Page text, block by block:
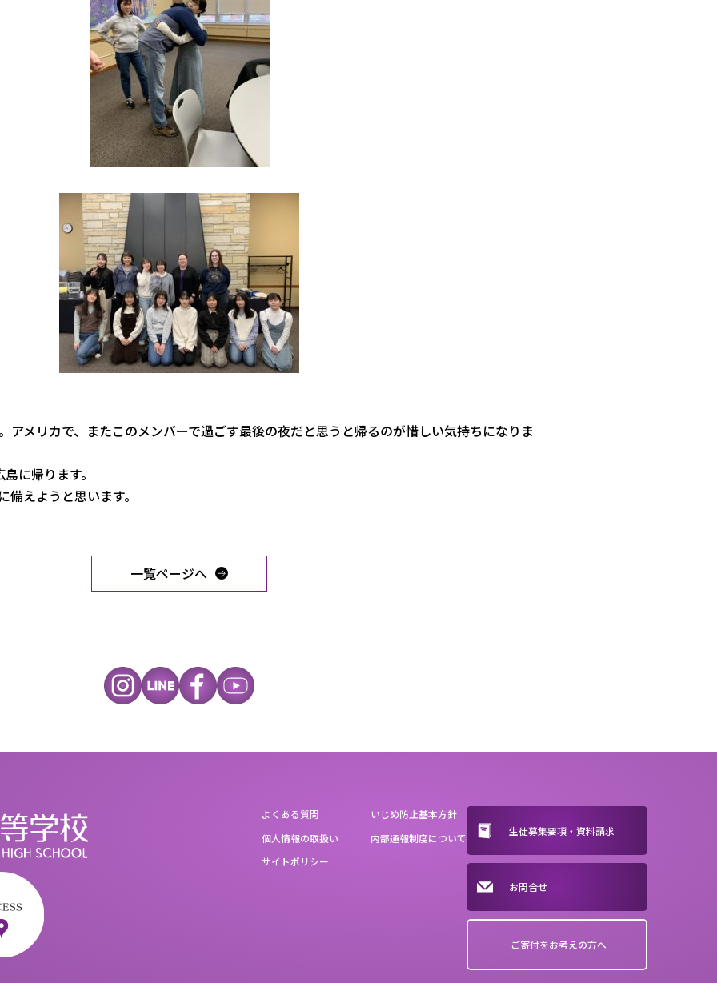
メリカで、 またこのメンバーで過ごす最後の夜だと思うと帰るのが惜しい気持ちになりま
に帰ります。
えようと思います。
一覧ページへ
よくある質問
個人情報の取扱い
サイトポリシー
いじめ防止基本方針
内部通報制度について
生徒募集要項・資料請求
お問合せ
ご寄付をお考えの方へ